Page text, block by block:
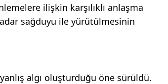
ilişkin karşılıklı anlaşma
sağduyu ile yürütülmesinin
algı oluşturduğu öne sürüldü.